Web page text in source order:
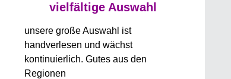
vielfältige Auswahl
unsere große Auswahl ist
handverlesen und wächst
kontinuierlich. Gutes aus den
Regionen